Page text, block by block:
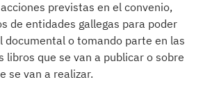
previstas en el convenio,
de entidades gallegas para poder
documental o tomando parte en las
libros que se van a publicar o sobre
se van a realizar.